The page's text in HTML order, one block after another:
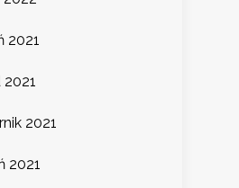
2021
2021
2021